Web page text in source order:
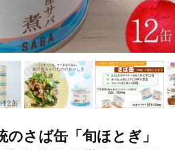
さば缶「旬ほとぎ」